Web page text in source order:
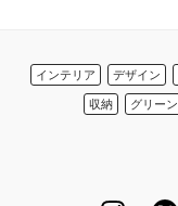
インテリア デザイン
収納
グリーン